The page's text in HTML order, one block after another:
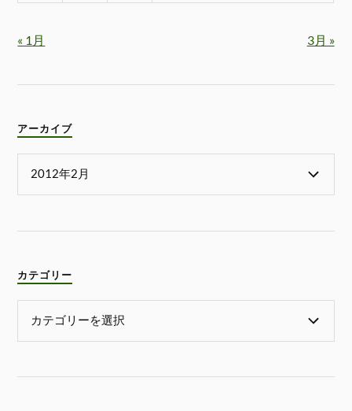
« 1月 3月 »
アーカイブ
カテゴリー